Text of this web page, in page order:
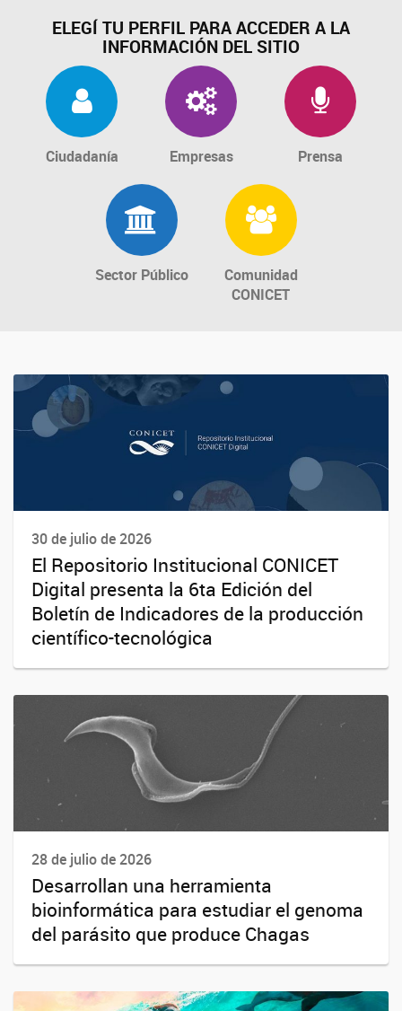
ELEGÍ TU PERFIL PARA ACCEDER A LA
INFORMACIÓN DEL SITIO
Ciudadanía Empresas Prensa
Sector Público
Comunidad
CONICET
30 de julio de 2026
El Repositorio Institucional CONICET
Digital presenta la 6ta Edición del
Boletín de Indicadores de la producción
científico-tecnológica
28 de julio de 2026
Desarrollan una herramienta
bioinformática para estudiar el genoma
del parásito que produce Chagas